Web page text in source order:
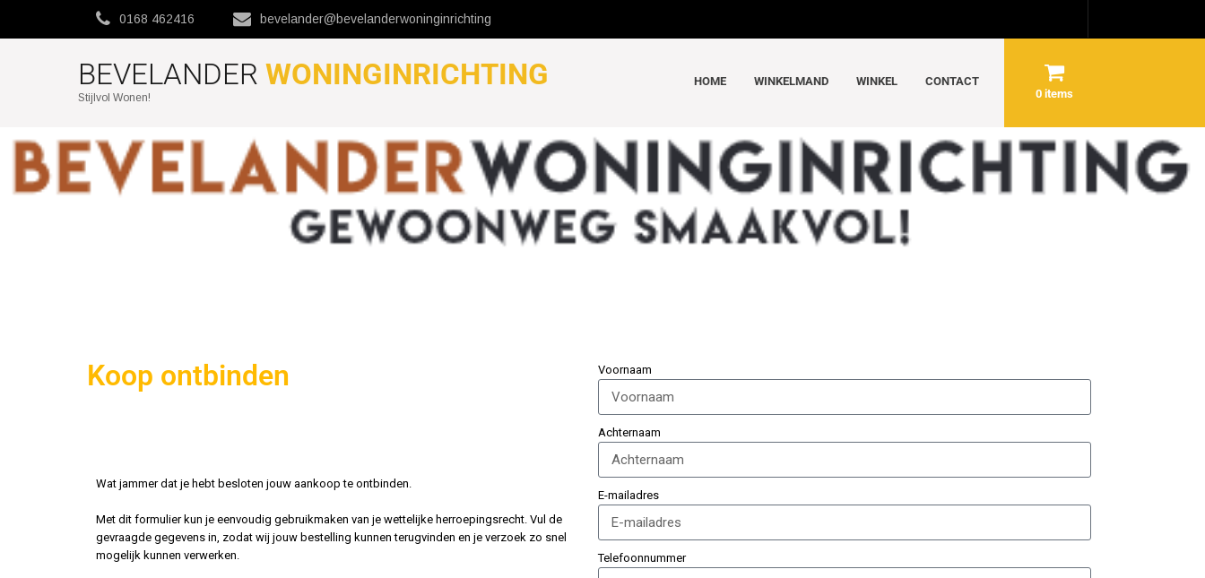
0168 462416 bevelander@bevelanderwoninginrichting
BEVELANDER WONINGINRICHTING
Stijlvol Wonen!
HOME WINKELMAND WINKEL
CONTACT
0 items
Koop ontbinden
Wat jammer dat je hebt besloten jouw aankoop te ontbinden.
Met dit formulier kun je eenvoudig gebruikmaken van je wettelijke herroepingsrecht. Vul de
gevraagde gegevens in, zodat wij jouw bestelling kunnen terugvinden en je verzoek zo snel
mogelijk kunnen verwerken.
Voornaam
Achternaam
E-mailadres
Telefoonnummer